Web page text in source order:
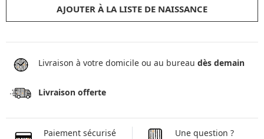
AJOUTER À LA LISTE DE NAISSANCE
Livraison à votre domicile ou au bureau dès demain
Livraison offerte
Paiement sécurisé
Une question ?